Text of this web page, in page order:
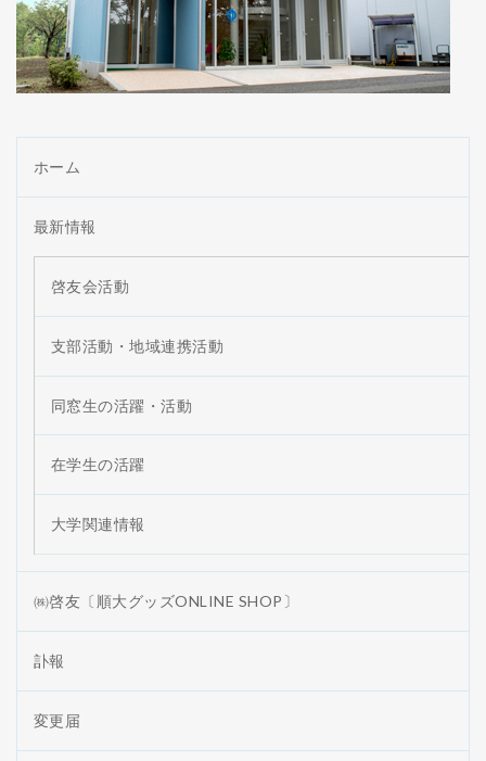
ホーム
最新情報
啓友会活動
支部活動・地域連携活動
同窓生の活躍・活動
在学生の活躍
大学関連情報
㈱啓友〔順大グッズONLINE SHOP〕
訃報
変更届